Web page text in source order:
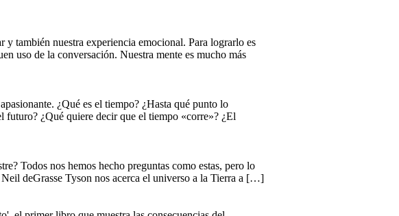
y también nuestra experiencia emocional. Para lograrlo es
uso de la conversación. Nuestra mente es mucho más
¿Qué es el tiempo? ¿Hasta qué punto lo
futuro? ¿Qué quiere decir que el tiempo «corre»? ¿El
Todos nos hemos hecho preguntas como estas, pero lo
deGrasse Tyson nos acerca el universo a la Tierra a […]